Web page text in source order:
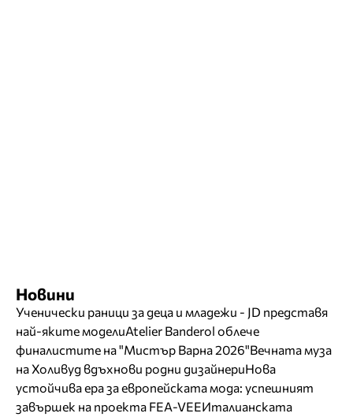
Новини
Ученически раници за деца и младежи - JD представя
най-яките моделиAtelier Banderol облече
финалистите на "Мистър Варна 2026"Вечната муза
на Холивуд вдъхнови родни дизайнериНова
устойчива ера за европейската мода: успешният
завършек на проекта FEA-VEEИталианската